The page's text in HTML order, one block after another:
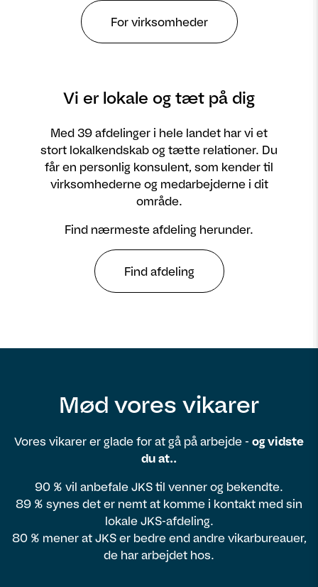
For virksomheder
Vi er lokale og tæt på dig
Med 39 afdelinger i hele landet har vi et
stort lokalkendskab og tætte relationer. Du
får en personlig konsulent, som kender til
virksomhederne og medarbejderne i dit
område.
Find nærmeste afdeling herunder.
Find afdeling
Mød vores vikarer
Vores vikarer er glade for at gå på arbejde - og vidste
du at..
90 % vil anbefale JKS til venner og bekendte.
89 % synes det er nemt at komme i kontakt med sin
lokale JKS-afdeling.
80 % mener at JKS er bedre end andre vikarbureauer,
de har arbejdet hos.